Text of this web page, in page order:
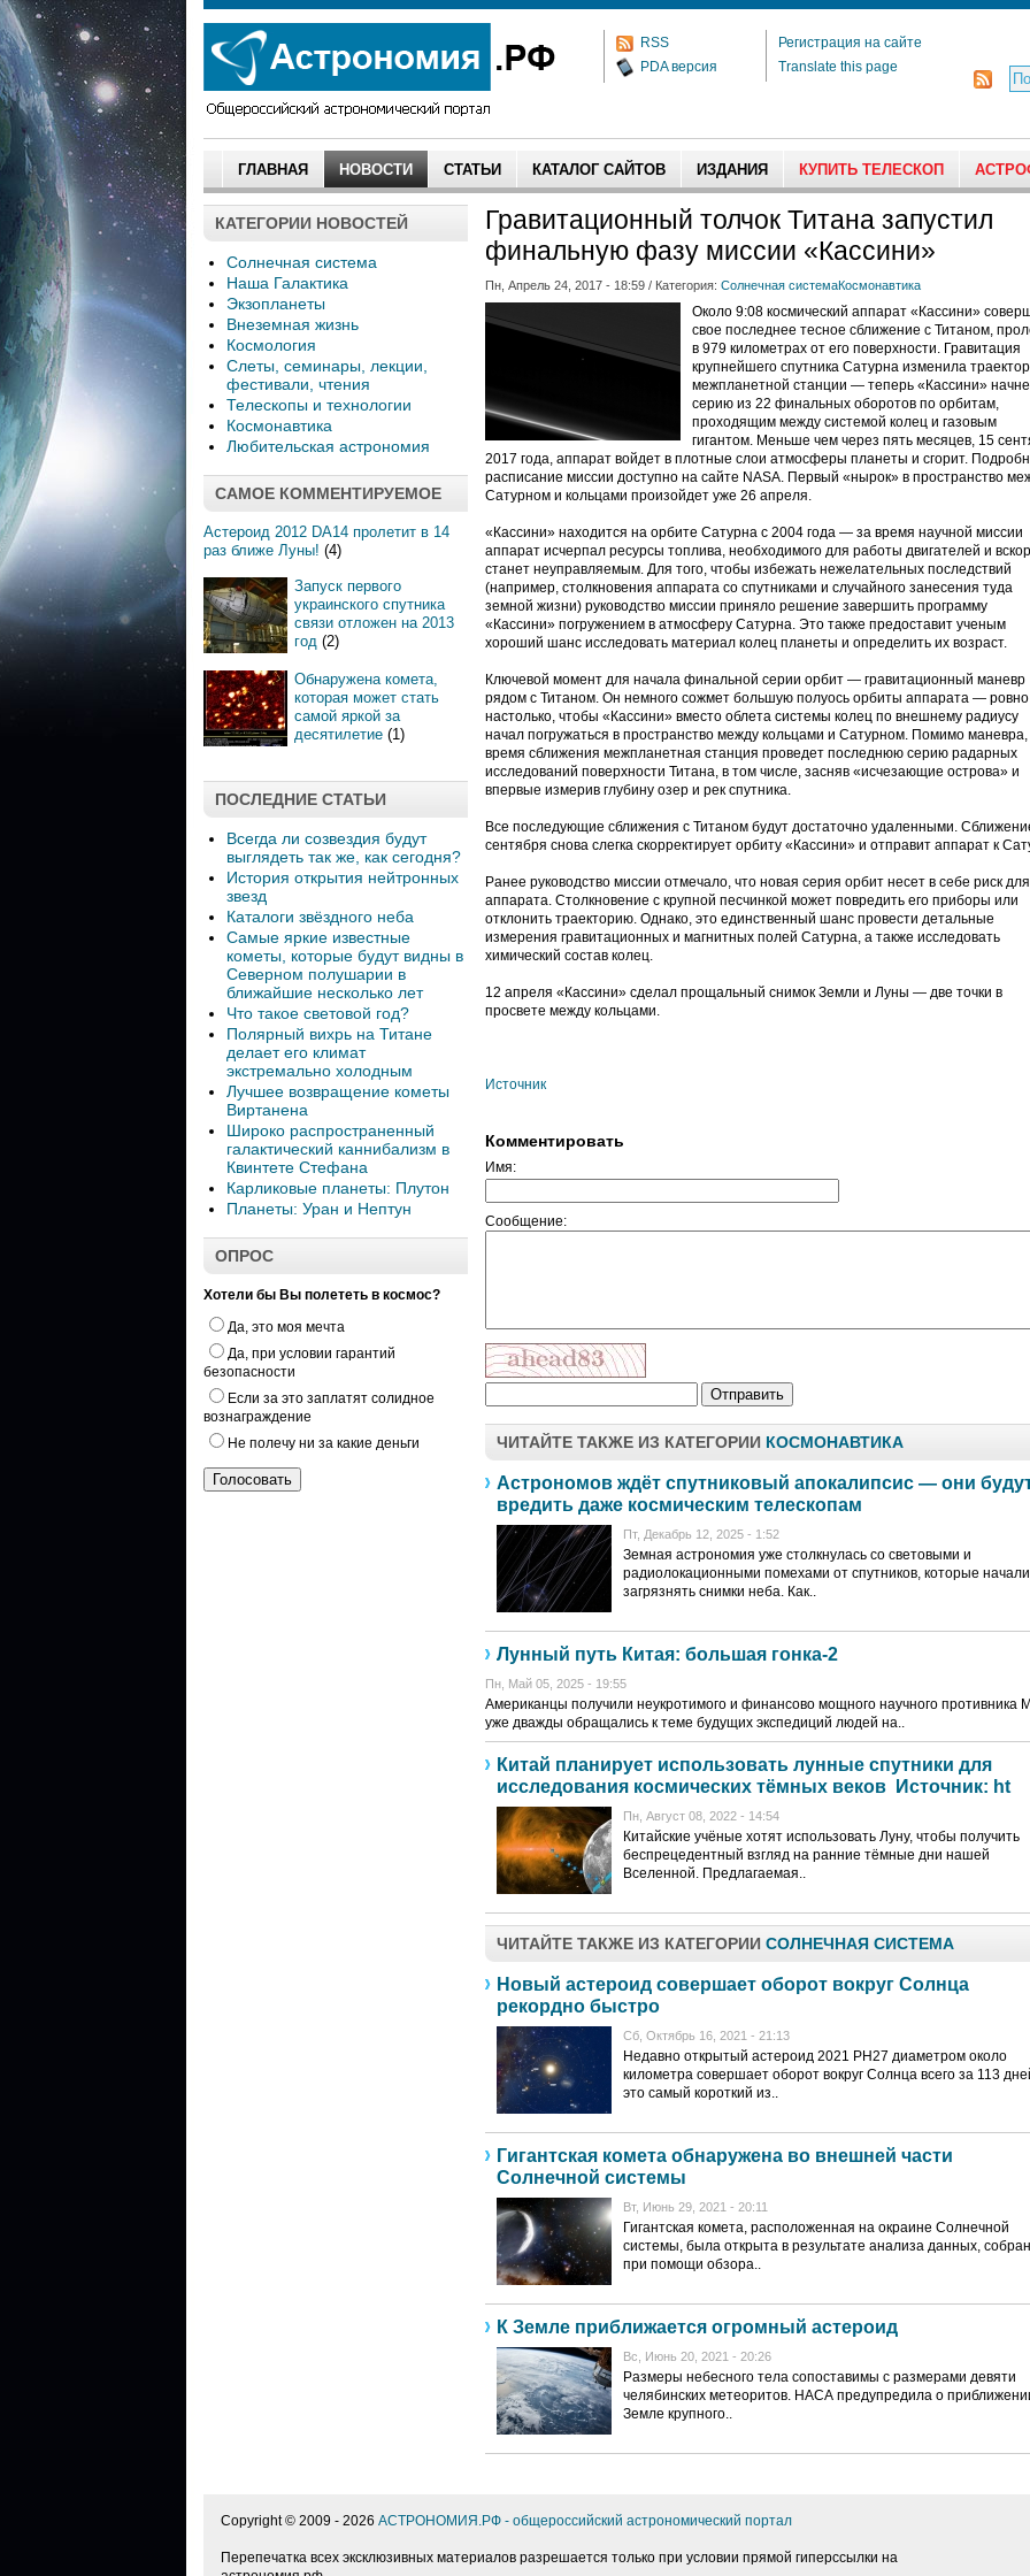
RSS
PDA версия
Регистрация на сайте
Translate this page
ГЛАВНАЯ НОВОСТИ СТАТЬИ КАТАЛОГ САЙТОВ ИЗДАНИЯ КУПИТЬ ТЕЛЕСКОП
КАТЕГОРИИ НОВОСТЕЙ
Солнечная система
Наша Галактика
Экзопланеты
Внеземная жизнь
Космология
Слеты, семинары, лекции,
фестивали, чтения
Телескопы и технологии
Космонавтика
Любительская астрономия
САМОЕ КОММЕНТИРУЕМОЕ
Астероид 2012 DA14 пролетит в 14
раз ближе Луны! (4)
Запуск первого
украинского спутника
связи отложен на 2013
год (2)
Обнаружена комета,
которая может стать
самой яркой за
десятилетие (1)
ПОСЛЕДНИЕ СТАТЬИ
Всегда ли созвездия будут
выглядеть так же, как сегодня?
История открытия нейтронных
звезд
Каталоги звёздного неба
Самые яркие известные
кометы, которые будут видны в
Северном полушарии в
ближайшие несколько лет
Что такое световой год?
Полярный вихрь на Титане
делает его климат
экстремально холодным
Лучшее возвращение кометы
Виртанена
Широко распространенный
галактический каннибализм в
Квинтете Стефана
Карликовые планеты: Плутон
Планеты: Уран и Нептун
ОПРОС
Хотели бы Вы полететь в космос?
Да, это моя мечта
Да, при условии гарантий
безопасности
Если за это заплатят солидное
вознаграждение
Не полечу ни за какие деньги
Гравитационный толчок Титана запустил
финальную фазу миссии «Кассини»
Пн, Апрель 24, 2017 - 18:59 / Категория: Солнечная системаКосмонавтика
Около 9:08 космический аппарат «Кассини»
свое последнее тесное сближение с Титаном,
в 979 километрах от его поверхности. Гравитация
крупнейшего спутника Сатурна изменила
межпланетной станции — теперь «Кассини»
серию из 22 финальных оборотов по орбитам,
проходящим между системой колец и газовым
гигантом. Меньше чем через пять месяцев, 15
2017 года, аппарат войдет в плотные слои атмосферы планеты и сгорит.
расписание миссии доступно на сайте NASA. Первый «нырок» в пространство
Сатурном и кольцами произойдет уже 26 апреля.
«Кассини» находится на орбите Сатурна с 2004 года — за время научной миссии
аппарат исчерпал ресурсы топлива, необходимого для работы двигателей и
станет неуправляемым. Для того, чтобы избежать нежелательных последствий
(например, столкновения аппарата со спутниками и случайного занесения туда
земной жизни) руководство миссии приняло решение завершить программу
«Кассини» погружением в атмосферу Сатурна. Это также предоставит ученым
хороший шанс исследовать материал колец планеты и определить их возраст.
Ключевой момент для начала финальной серии орбит — гравитационный маневр
рядом с Титаном. Он немного сожмет большую полуось орбиты аппарата — ровно
настолько, чтобы «Кассини» вместо облета системы колец по внешнему радиусу
начал погружаться в пространство между кольцами и Сатурном. Помимо маневра,
время сближения межпланетная станция проведет последнюю серию радарных
исследований поверхности Титана, в том числе, засняв «исчезающие острова» и
впервые измерив глубину озер и рек спутника.
Все последующие сближения с Титаном будут достаточно удаленными.
сентября снова слегка скорректирует орбиту «Кассини» и отправит аппарат к
Ранее руководство миссии отмечало, что новая серия орбит несет в себе риск для
аппарата. Столкновение с крупной песчинкой может повредить его приборы или
отклонить траекторию. Однако, это единственный шанс провести детальные
измерения гравитационных и магнитных полей Сатурна, а также исследовать
химический состав колец.
12 апреля «Кассини» сделал прощальный снимок Земли и Луны — две точки в
просвете между кольцами.
Источник
Комментировать
Имя:
Сообщение:
ЧИТАЙТЕ ТАКЖЕ ИЗ КАТЕГОРИИ КОСМОНАВТИКА
Астрономов ждёт спутниковый апокалипсис — они
вредить даже космическим телескопам
Пт, Декабрь 12, 2025 - 1:52
Земная астрономия уже столкнулась со световыми и
радиолокационными помехами от спутников, которые начали
загрязнять снимки неба. Как..
Лунный путь Китая: большая гонка-2
Пн, Май 05, 2025 - 19:55
Американцы получили неукротимого и финансово мощного научного противника
уже дважды обращались к теме будущих экспедиций людей на..
Китай планирует использовать лунные спутники для
исследования космических тёмных веков Источник: ht
Пн, Август 08, 2022 - 14:54
Китайские учёные хотят использовать Луну, чтобы получить
беспрецедентный взгляд на ранние тёмные дни нашей
Вселенной. Предлагаемая..
ЧИТАЙТЕ ТАКЖЕ ИЗ КАТЕГОРИИ СОЛНЕЧНАЯ СИСТЕМА
Новый астероид совершает оборот вокруг Солнца
рекордно быстро
Сб, Октябрь 16, 2021 - 21:13
Недавно открытый астероид 2021 PH27 диаметром около
километра совершает оборот вокруг Солнца всего за 113
это самый короткий из..
Гигантская комета обнаружена во внешней части
Солнечной системы
Вт, Июнь 29, 2021 - 20:11
Гигантская комета, расположенная на окраине Солнечной
системы, была открыта в результате анализа данных,
при помощи обзора..
К Земле приближается огромный астероид
Вс, Июнь 20, 2021 - 20:26
Размеры небесного тела сопоставимы с размерами девяти
челябинских метеоритов. НАСА предупредила о
Земле крупного..
Copyright © 2009 - 2026 АСТРОНОМИЯ.РФ - общероссийский астрономический портал
Перепечатка всех эксклюзивных материалов разрешается только при условии прямой гиперссылки на